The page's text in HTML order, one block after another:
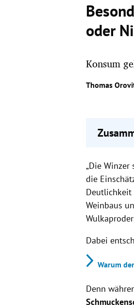
oder
Konsum
Thomas
Trotz
„Die
die
Deutlichkeit
Weinbaus
Dabei
Warum
Denn